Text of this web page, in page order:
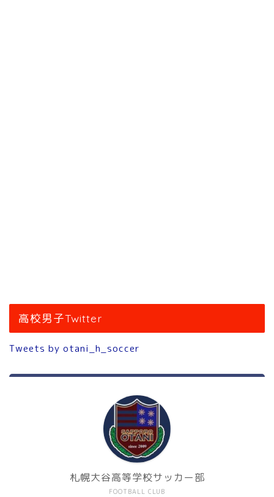
高校男子Twitter
Tweets by otani_h_soccer
FOOTBALL CLUB
札幌大谷高等学校サッカー部